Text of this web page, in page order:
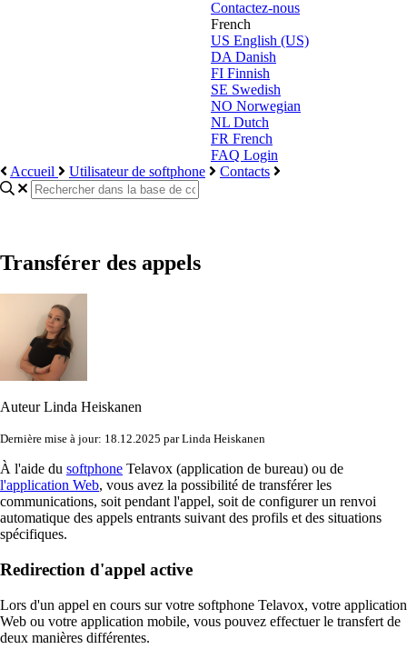
Contactez-nous
French
US English (US)
DA Danish
FI Finnish
SE Swedish
NO Norwegian
NL Dutch
FR French
FAQ Login
Accueil
Utilisateur de softphone Contacts
Transférer des appels
AuteurLinda Heiskanen
Dernière mise à jour: 18.12.2025 par Linda Heiskanen
À l'aide du softphone Telavox (application de bureau) ou de
l'application Web, vous avez la possibilité de transférer les
communications, soit pendant l'appel, soit de configurer un renvoi
automatique des appels entrants suivant des profils et des situations
spécifiques.
Redirection d'appel active
Lors d'un appel en cours sur votre softphone Telavox, votre application
Web ou votre application mobile, vous pouvez effectuer le transfert de
deux manières différentes.